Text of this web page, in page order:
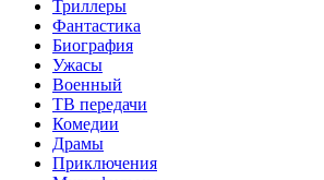
Триллеры
Фантастика
Биография
Ужасы
Военный
ТВ передачи
Комедии
Драмы
Приключения